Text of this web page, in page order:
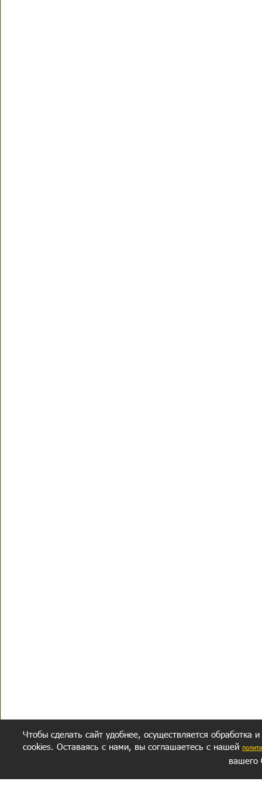
Чтобы сделать сайт удобнее, осуществляется обработка
cookies. Оставаясь с нами, вы соглашаетесь с нашей
вашего